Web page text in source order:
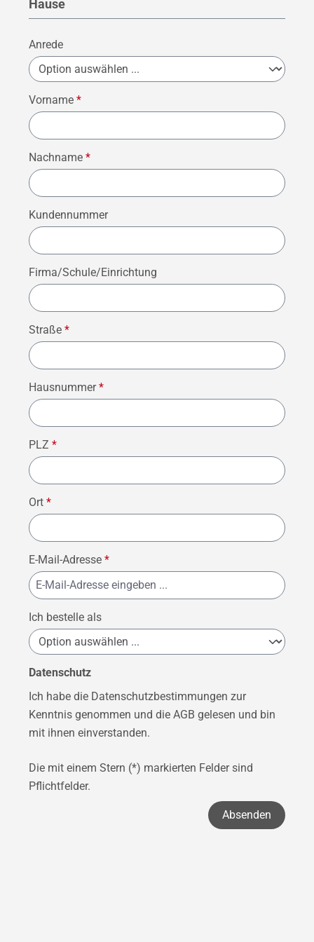
Hause
Anrede
Vorname *
Nachname *
Kundennummer
Firma/Schule/Einrichtung
Straße *
Hausnummer*
PLZ *
Ort *
E-Mail-Adresse *
Ich bestelle als
Datenschutz
Ich habe die Datenschutzbestimmungen zur
Kenntnis genommen und die AGB gelesen und bin
mit ihnen einverstanden.
Die mit einem Stern (*) markierten Felder sind
Pflichtfelder.
Absenden